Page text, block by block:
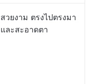
สวยงาม ตรงไปตรงมา
และสะอาดตา